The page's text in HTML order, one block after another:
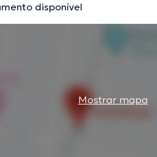
disponível
Mostrar mapa